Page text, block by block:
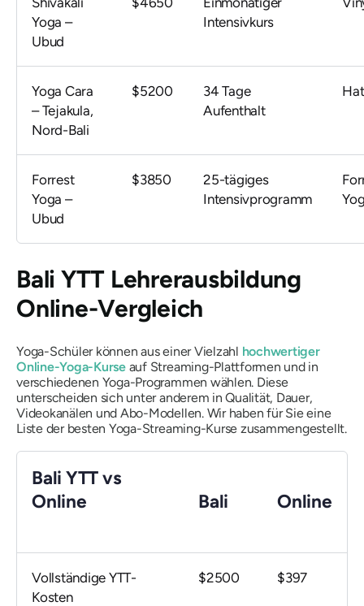
Yoga –
Ubud
Intensivkurs
Yoga Cara
– Tejakula,
Nord-Bali
$5200
34 Tage
Aufenthalt
Forrest
Yoga –
Ubud
$3850
25-tägiges
Intensivprogramm
Bali YTT Lehrerausbildung
Online-Vergleich
Yoga-Schüler können aus einer Vielzahl hochwertiger
Online-Yoga-Kurseauf Streaming-Plattformen und in
verschiedenen Yoga-Programmen wählen. Diese
unterscheiden sich unter anderem in Qualität, Dauer,
Videokanälen und Abo-Modellen. Wir haben für Sie eine
Liste der besten Yoga-Streaming-Kurse zusammengestellt.
Bali YTT vs
Online
Bali Online
Vollständige YTT-
Kosten
$2500 $397